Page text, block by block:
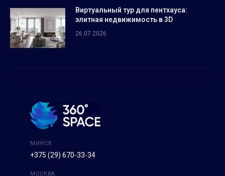
Виртуальный тур для пентхауса:
элитная недвижимость в 3D
26.07.2026
МИНСК
+375 (29) 670-33-34
МОСКВА